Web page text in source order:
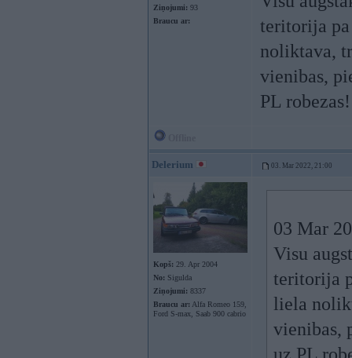
Ziņojumi: 93
Braucu ar:
teritorija pa
noliktava,
vienibas,
PL
Delerium 03. Mar 2022, 21:00
Kopš: 29. Apr 2004
No: Sigulda
Ziņojumi: 8337
Braucu ar: Alfa Romeo 159,
Ford S-max, Saab 900 cabrio
03 Mar
Visu
teritorija
liela
vienibas,